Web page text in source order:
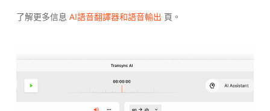
了解更多信息 AI語音翻譯器和語音輸出 頁。